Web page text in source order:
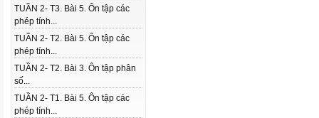
TUẦN 2- T3. Bài 5. Ôn tập các
phép tính...
TUẦN 2- T2. Bài 5. Ôn tập các
phép tính...
TUẦN 2- T2. Bài 3. Ôn tập phân
số...
TUẦN 2- T1. Bài 5. Ôn tập các
phép tính...